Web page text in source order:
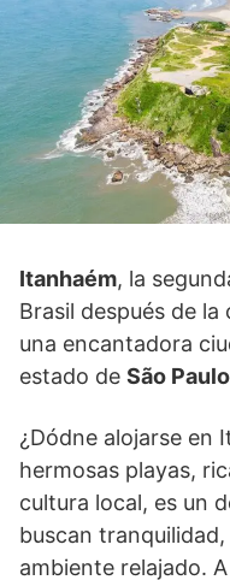
Itanhaém, la
Brasil después de
una encantadora
estado de São Paulo
¿Dódne alojarse en
hermosas playas,
cultura local, es un
buscan
ambiente relajado.